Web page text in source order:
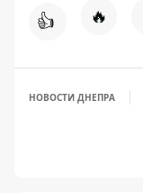
👍 🔥
НОВОСТИ ДНЕПРА